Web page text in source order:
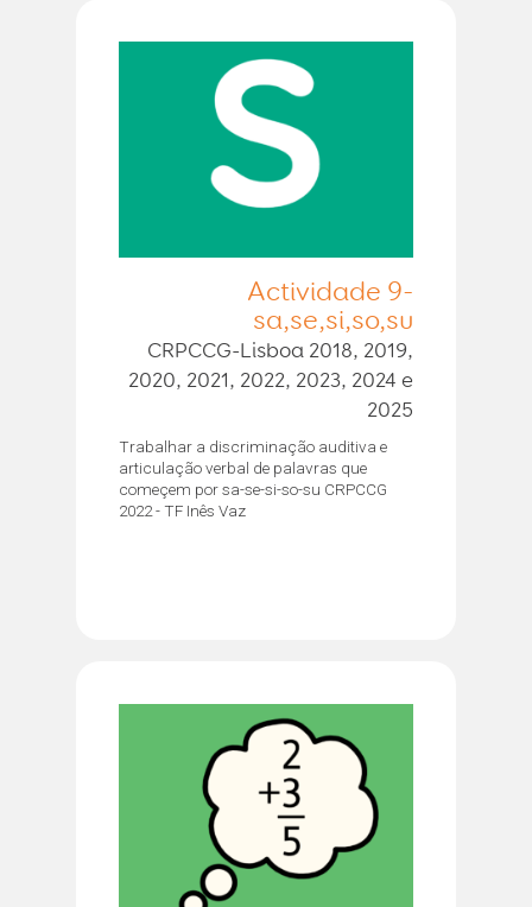
Actividade 9-
sa,se,si,so,su
CRPCCG-Lisboa 2018, 2019,
2020, 2021, 2022, 2023, 2024 e
2025
Trabalhar a discriminação auditiva e
articulação verbal de palavras que
começem por sa-se-si-so-su CRPCCG
2022 - TF Inês Vaz